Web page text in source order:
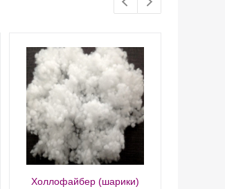
Холлофайбер (шарики)